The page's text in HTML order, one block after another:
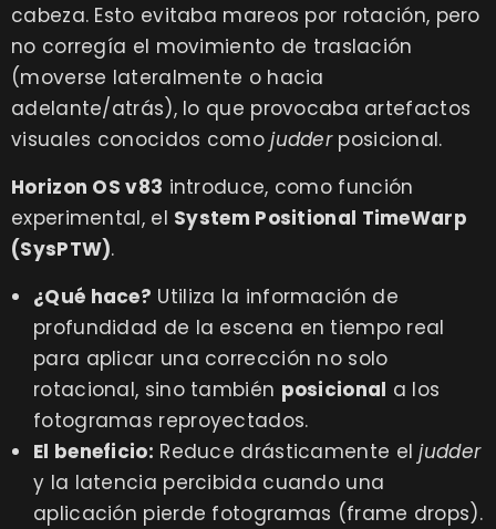
cabeza. Esto evitaba mareos por rotación, pero
no corregía el movimiento de traslación
(moverse lateralmente o hacia
adelante/atrás), lo que provocaba artefactos
visuales conocidos comojudderposicional.
Horizon OS v83 introduce, como función
experimental, el System Positional TimeWarp
(SysPTW).
¿Qué hace? Utiliza la información de
profundidad de la escena en tiempo real
para aplicar una corrección no solo
rotacional, sino también posicional a los
fotogramas reproyectados.
El beneficio: Reduce drásticamente eljudder
y la latencia percibida cuando una
aplicación pierde fotogramas (frame drops).